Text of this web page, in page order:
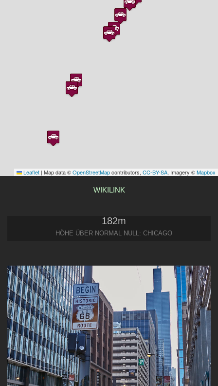
Leaflet | Map data ©OpenStreetMapcontributors, CC-BY-SA, Imagery ©Mapbox
WIKILINK
HÖHE ÜBER NORMAL NULL: CHICAGO
182m